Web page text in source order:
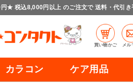
★ 税込8,000円以上 のご注文で 送料・代引き
買い物かご メル
カラコン ケア用品